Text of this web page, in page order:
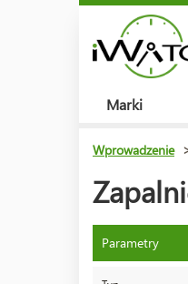
Marki
Wprowadzenie
Parametry